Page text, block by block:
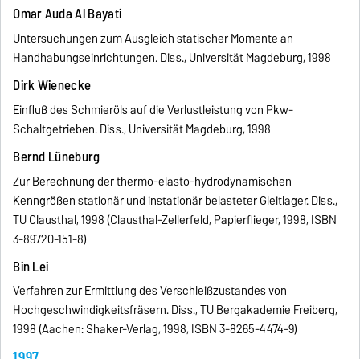
Omar Auda Al Bayati
Untersuchungen zum Ausgleich statischer Momente an
Handhabungseinrichtungen. Diss., Universität Magdeburg, 1998
Dirk Wienecke
Einfluß des Schmieröls auf die Verlustleistung von Pkw-
Schaltgetrieben. Diss., Universität Magdeburg, 1998
Bernd Lüneburg
Zur Berechnung der thermo-elasto-hydrodynamischen
Kenngrößen stationär und instationär belasteter Gleitlager. Diss.,
TU Clausthal, 1998 (Clausthal-Zellerfeld, Papierflieger, 1998, ISBN
3-89720-151-8)
Bin Lei
Verfahren zur Ermittlung des Verschleißzustandes von
Hochgeschwindigkeitsfräsern. Diss., TU Bergakademie Freiberg,
1998 (Aachen: Shaker-Verlag, 1998, ISBN 3-8265-4474-9)